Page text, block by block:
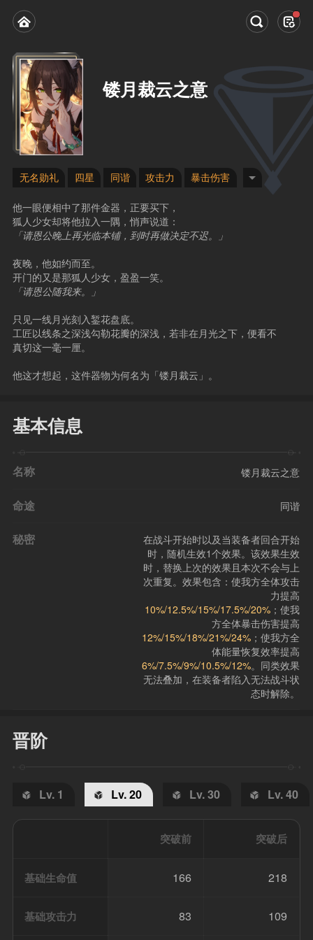
镂月裁云之意
无名勋礼 四星 同谐 攻击力 暴击伤害
他一眼便相中了那件金器，正要买下，
狐人少女却将他拉入一隅，悄声说道：
「请恩公晚上再光临本铺，到时再做决定不迟。」
夜晚，他如约而至。
开门的又是那狐人少女，盈盈一笑。
「请恩公随我来。」
只见一线月光刻入錾花盘底。
工匠以线条之深浅勾勒花瓣的深浅，若非在月光之下，便看不
真切这一毫一厘。
他这才想起，这件器物为何名为「镂月裁云」。
基本信息
名称 镂月裁云之意
命途 同谐
秘密
在战斗开始时以及当装备者回合开始
时，随机生效1个效果。该效果生效
时，替换上次的效果且本次不会与上
次重复。效果包含：使我方全体攻击
力提高
10%/12.5%/15%/17.5%/20% ；使我
方全体暴击伤害提高
12%/15%/18%/21%/24% ；使我方全
体能量恢复效率提高
6%/7.5%/9%/10.5%/12%。同类效果
无法叠加，在装备者陷入无法战斗状
态时解除。
晋阶
Lv. 1 Lv. 20 Lv. 30 Lv. 40
突破前 突破后
基础生命值 166 218
基础攻击力 83 109